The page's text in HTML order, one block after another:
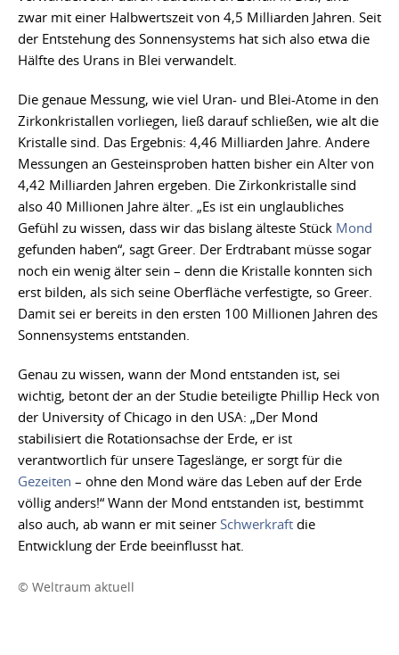
zwar mit einer Halbwertszeit von 4,5 Milliarden Jahren. Seit
der Entstehung des Sonnensystems hat sich also etwa die
Hälfte des Urans in Blei verwandelt.
Die genaue Messung, wie viel Uran- und Blei-Atome in den
Zirkonkristallen vorliegen, ließ darauf schließen, wie alt die
Kristalle sind. Das Ergebnis: 4,46 Milliarden Jahre. Andere
Messungen an Gesteinsproben hatten bisher ein Alter von
4,42 Milliarden Jahren ergeben. Die Zirkonkristalle sind
also 40 Millionen Jahre älter. „Es ist ein unglaubliches
Gefühl zu wissen, dass wir das bislang älteste Stück Mond
gefunden haben“, sagt Greer. Der Erdtrabant müsse sogar
noch ein wenig älter sein – denn die Kristalle konnten sich
erst bilden, als sich seine Oberfläche verfestigte, so Greer.
Damit sei er bereits in den ersten 100 Millionen Jahren des
Sonnensystems entstanden.
Genau zu wissen, wann der Mond entstanden ist, sei
wichtig, betont der an der Studie beteiligte Phillip Heck von
der University of Chicago in den USA: „Der Mond
stabilisiert die Rotationsachse der Erde, er ist
verantwortlich für unsere Tageslänge, er sorgt für die
Gezeiten – ohne den Mond wäre das Leben auf der Erde
völlig anders!“ Wann der Mond entstanden ist, bestimmt
also auch, ab wann er mit seiner Schwerkraft die
Entwicklung der Erde beeinflusst hat.
© Weltraum aktuell